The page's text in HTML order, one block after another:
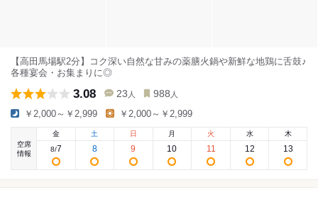
【高田馬場駅2分】コク深い自然な甘みの薬膳火鍋や新鮮な地鶏に舌鼓♪
各種宴会・お集まりに◎
3.08 23 人 988 人
￥2,000～￥2,999 ￥2,000～￥2,999
空席
情報
金
8/7
土
8
日
9
月
10
火
11
水
12
木
13